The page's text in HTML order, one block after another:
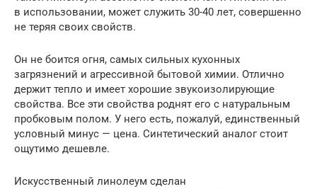
в использовании, может служить 30-40 лет, совершенно
не теряя своих свойств.
Он не боится огня, самых сильных кухонных
загрязнений и агрессивной бытовой химии. Отлично
держит тепло и имеет хорошие звукоизолирующие
свойства. Все эти свойства роднят его с натуральным
пробковым полом. У него есть, пожалуй, единственный
условный минус — цена. Синтетический аналог стоит
ощутимо дешевле.
Искусственный линолеум сделан